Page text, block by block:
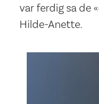
var ferdig sa de
Hilde-Anette.